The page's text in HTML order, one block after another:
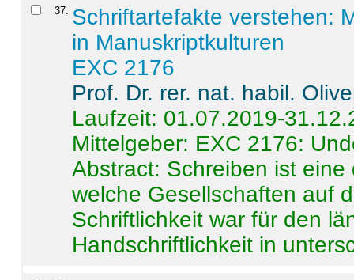
37. Schriftartefakte verstehen:
in Manuskriptkulturen
EXC 2176
Prof. Dr. rer. nat. habil.
Laufzeit: 01.07.2019-
Mittelgeber: EXC 2176:
Abstract: Schreiben ist
welche Gesellschaften auf
Schriftlichkeit war für den
Handschriftlichkeit in